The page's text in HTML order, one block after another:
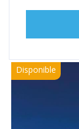
Disponible